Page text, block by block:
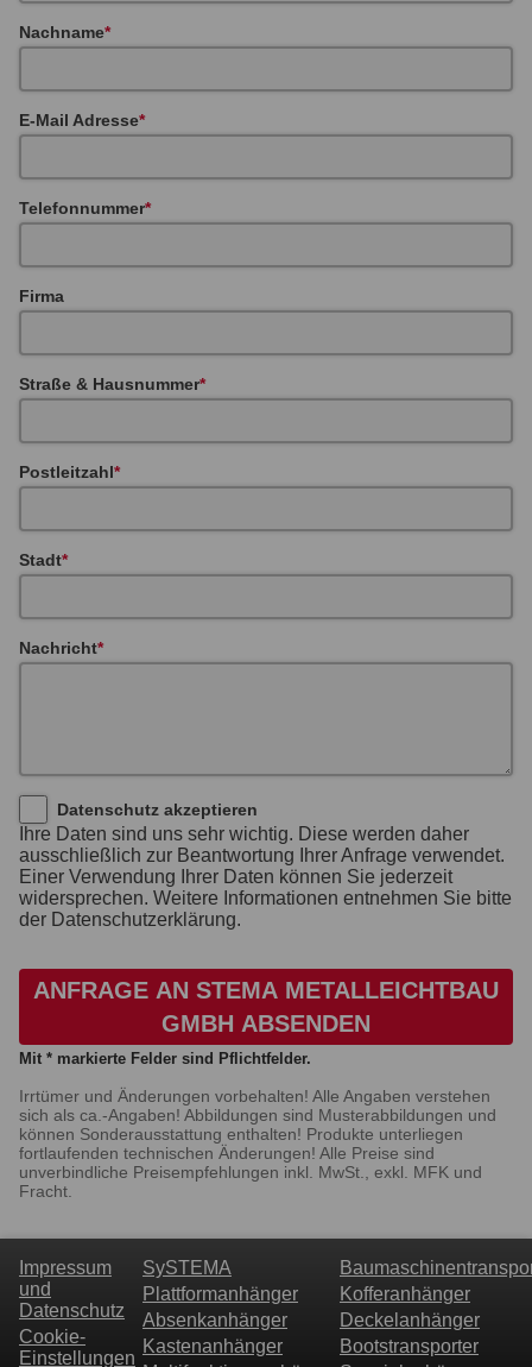
Nachname
E-Mail Adresse
Telefonnummer
Firma
Straße & Hausnummer
Postleitzahl
Stadt
Nachricht
Datenschutz akzeptieren
Ihre Daten sind uns sehr wichtig. Diese werden daher
ausschließlich zur Beantwortung Ihrer Anfrage verwendet.
Einer Verwendung Ihrer Daten können Sie jederzeit
widersprechen. Weitere Informationen entnehmen Sie bitte
der Datenschutzerklärung.
ANFRAGE AN STEMA METALLEICHTBAU
GMBH ABSENDEN
Mit * markierte Felder sind Pflichtfelder.
Irrtümer und Änderungen vorbehalten! Alle Angaben verstehen
sich als ca.-Angaben! Abbildungen sind Musterabbildungen und
können Sonderausstattung enthalten! Produkte unterliegen
fortlaufenden technischen Änderungen! Alle Preise sind
unverbindliche Preisempfehlungen inkl. MwSt., exkl. MFK und
Fracht.
Impressum
und
Datenschutz
Cookie-
Einstellungen
SySTEMA
Plattformanhänger
Absenkanhänger
Kastenanhänger
Kofferanhänger
Deckelanhänger
Bootstransporter